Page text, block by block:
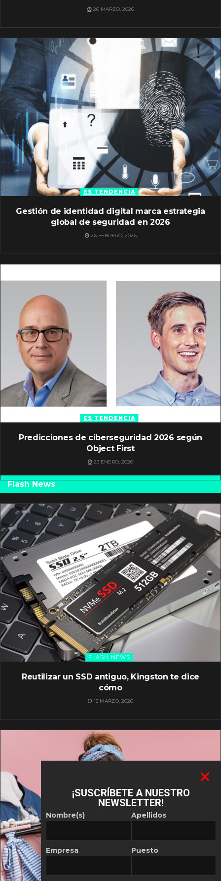
26 MARZO, 2026
ES TENDENCIA
Gestión de identidad digital marca estrategia
global de seguridad en 2026
26 FEBRERO, 2026
ES TENDENCIA
Predicciones de ciberseguridad 2026 según
Object First
23 ENERO, 2026
Flash News
FLASH NEWS
Reutilizar un SSD antiguo, Kingston te dice
cómo
13 MARZO, 2026
¡SUSCRÍBETE A NUESTRO
NEWSLETTER!
Nombre(s)
Empresa
Apellidos
Puesto